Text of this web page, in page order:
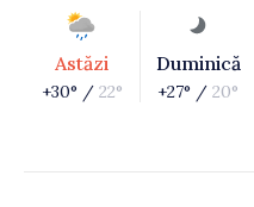
Astăzi
+30° / 22°
Duminică
+27° / 20°